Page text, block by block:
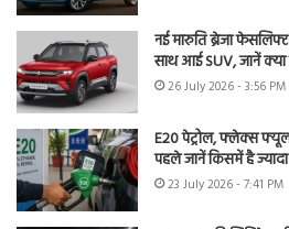
नई मारुति ब्रेजा
साथ आई SUV, जानें
26 July 2026 - 3:56 PM
E20 पेट्रोल, फ्लेक्स
पहले जानें किसमें है
23 July 2026 - 7:41 PM